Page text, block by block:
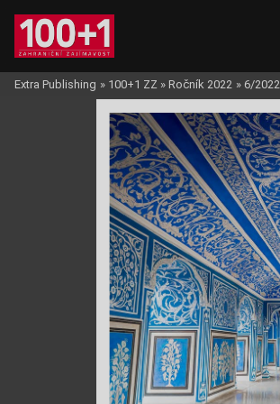
Extra Publishing » 100+1 ZZ » Ročník 2022 » 6/2022